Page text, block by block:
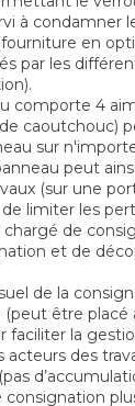
à condamner
en
par les
comporte 4
caoutchouc)
sur
peut
(sur une
limiter les
de
et de
de la
être placé
faciliter la
acteurs des